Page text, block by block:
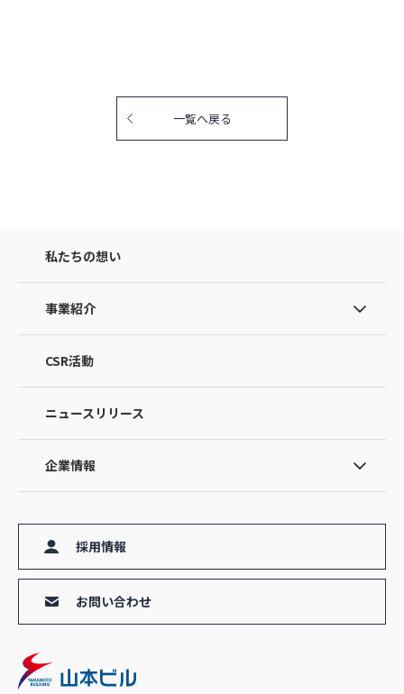
一覧へ戻る
私たちの想い
事業紹介
CSR活動
ニュースリリース
企業情報
採用情報
お問い合わせ